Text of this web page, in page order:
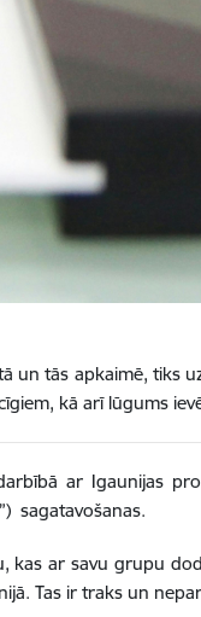
un tās apkaimē, tiks
kā arī lūgums
ar Igaunijas
sagatavošanas.
kas ar savu grupu
Tas ir traks un